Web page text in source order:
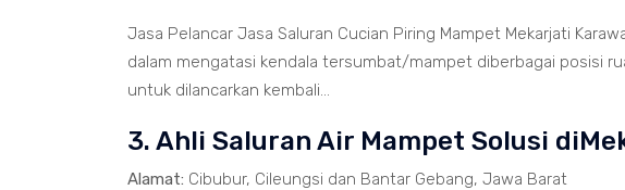
Jasa Pelancar Jasa Saluran Cucian Piring Mampet Mekarjati
dalam mengatasi kendala tersumbat/mampet diberbagai posisi
untuk dilancarkan kembali...
3. Ahli Saluran Air Mampet Solusi
Alamat: Cibubur, Cileungsi dan Bantar Gebang, Jawa Barat